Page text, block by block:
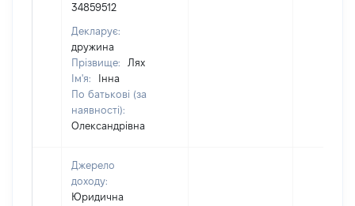
34859512
Декларує:
дружина
Прізвище:
Лях
Ім'я:
Інна
По батькові (за
наявності):
Олександрівна
Джерело
доходу:
Юридична